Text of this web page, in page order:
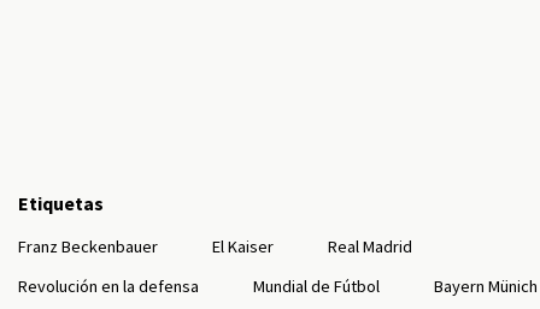
Etiquetas
Franz Beckenbauer El Kaiser
Real Madrid
Revolución en la defensa
Mundial de Fútbol
Bayern Münich